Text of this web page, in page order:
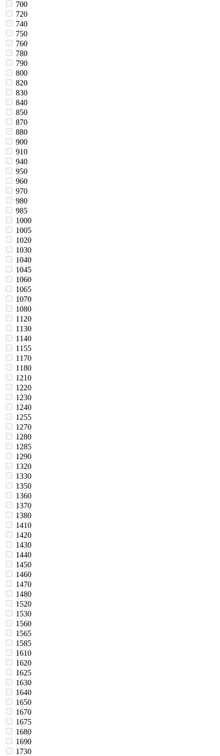
700
720
740
750
760
780
790
800
820
830
840
850
870
880
900
910
940
950
960
970
980
985
1000
1005
1020
1030
1040
1045
1060
1065
1070
1080
1120
1130
1140
1155
1170
1180
1210
1220
1230
1240
1255
1270
1280
1285
1290
1320
1330
1350
1360
1370
1380
1410
1420
1430
1440
1450
1460
1470
1480
1520
1530
1560
1565
1585
1610
1620
1625
1630
1640
1650
1670
1675
1680
1690
1730